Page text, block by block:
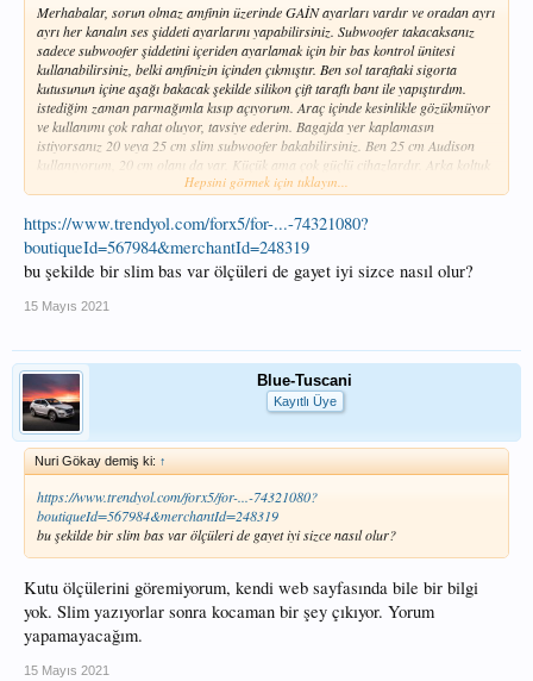
Merhabalar, sorun olmaz amfinin üzerinde GAİN ayarları vardır ve oradan ayrı
ayrı her kanalın ses şiddeti ayarlarını yapabilirsiniz. Subwoofer takacaksanız
sadece subwoofer şiddetini içeriden ayarlamak için bir bas kontrol ünitesi
kullanabilirsiniz, belki amfinizin içinden çıkmıştır. Ben sol taraftaki sigorta
kutusunun içine aşağı bakacak şekilde silikon çift taraflı bant ile yapıştırdım.
istediğim zaman parmağımla kısıp açıyorum. Araç içinde kesinlikle gözükmüyor
ve kullanımı çok rahat oluyor, tavsiye ederim. Bagajda yer kaplamasın
istiyorsanız 20 veya 25 cm slim subwoofer bakabilirsiniz. Ben 25 cm Audison
kullanıyorum, 20 cm olanı da var. Küçük ama çok güçlü cihazlardır. Arka koltuk
arkasında bulunan kanca yerlerine bagaj lastiği ile tutturulabiliyor ve yer
Hepsini görmek için tıklayın...
https://www.trendyol.com/forx5/for-...-74321080?
boutiqueId=567984&merchantId=248319
bu şekilde bir slim bas var ölçüleri de gayet iyi sizce nasıl olur?
15 Mayıs 2021
Blue-Tuscani
Kayıtlı Üye
Nuri Gökay demiş ki: ↑
https://www.trendyol.com/forx5/for-...-74321080?
boutiqueId=567984&merchantId=248319
bu şekilde bir slim bas var ölçüleri de gayet iyi sizce nasıl olur?
Kutu ölçülerini göremiyorum, kendi web sayfasında bile bir bilgi
yok. Slim yazıyorlar sonra kocaman bir şey çıkıyor. Yorum
yapamayacağım.
15 Mayıs 2021